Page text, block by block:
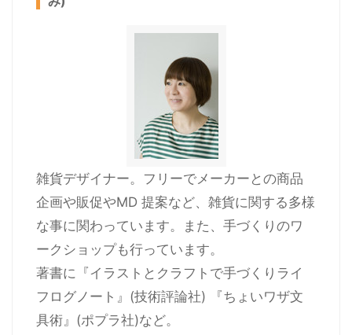
雑貨デザイナー。フリーでメーカーとの商品
企画や販促やMD 提案など、雑貨に関する多様
な事に関わっています。また、手づくりのワ
ークショップも行っています。
著書に『イラストとクラフトで手づくりライ
フログノート』(技術評論社) 『ちょいワザ文
具術』(ポプラ社)など。